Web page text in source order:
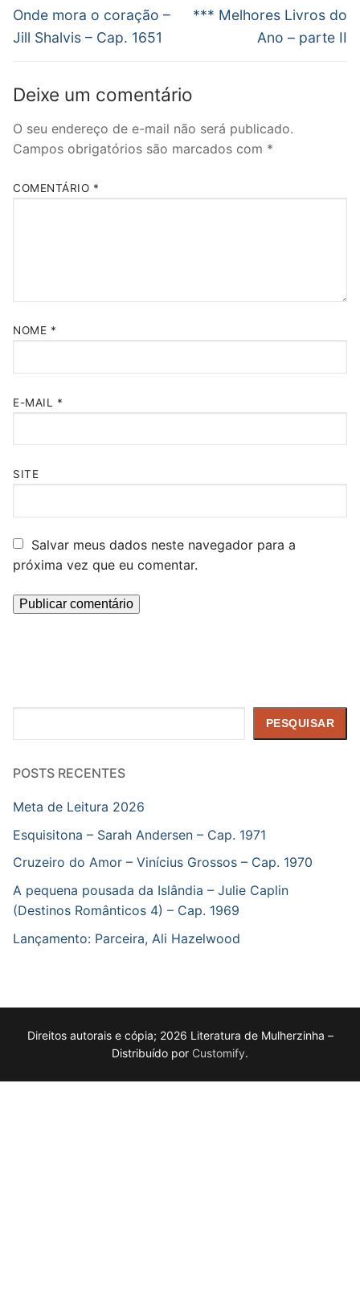
de
Post
Post
anterior:
Onde mora o coração –
Jill Shalvis – Cap. 1651
Próximo
*** Melhores Livros do
Ano – parte II
Deixe um comentário
O seu endereço de e-mail não será publicado.
Campos obrigatórios são marcados com *
COMENTÁRIO *
NOME *
E-MAIL *
SITE
Salvar meus dados neste navegador para a
próxima vez que eu comentar.
PESQUISAR
POSTS RECENTES
Meta de Leitura 2026
Esquisitona – Sarah Andersen – Cap. 1971
Cruzeiro do Amor – Vinícius Grossos – Cap. 1970
A pequena pousada da Islândia – Julie Caplin
(Destinos Românticos 4) – Cap. 1969
Lançamento: Parceira, Ali Hazelwood
Direitos autorais e cópia; 2026 Literatura de Mulherzinha –
Distribuído por Customify.